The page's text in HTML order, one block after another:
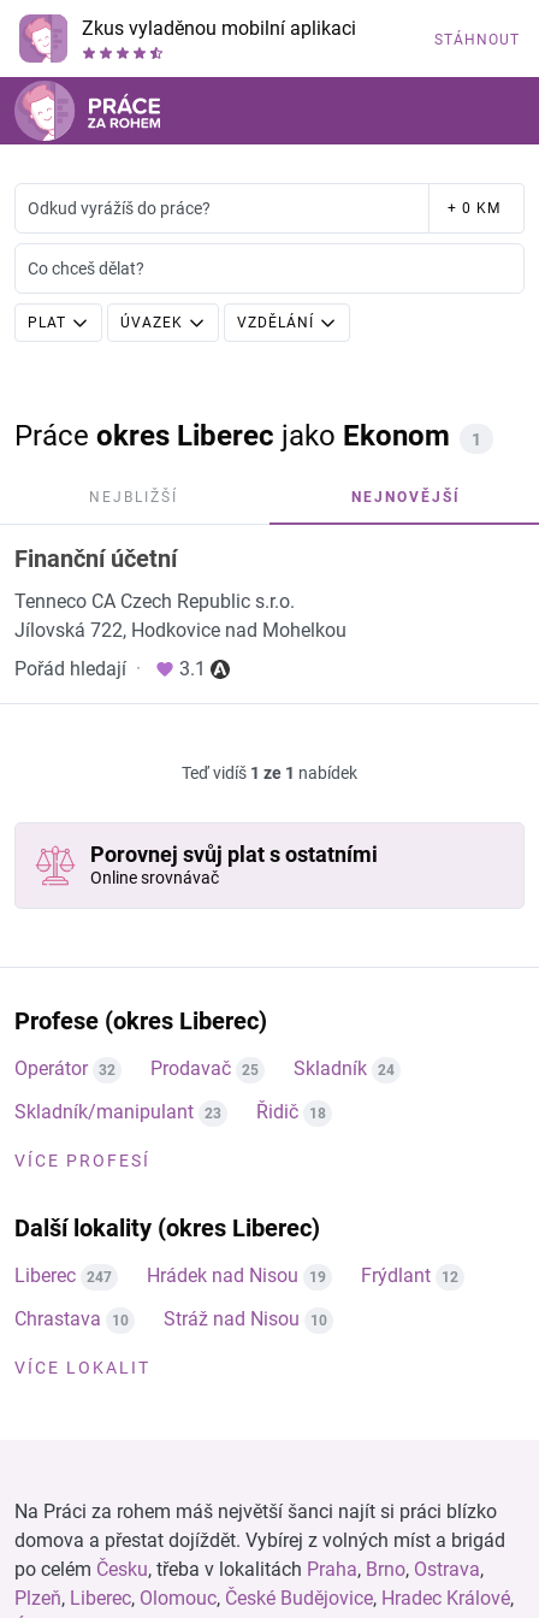
Zkus vyladěnou mobilní aplikaci STÁHNOUT
Odkud vyrážíš do práce? + 0 KM
Co chceš dělat?
PLAT ÚVAZEK VZDĚLÁNÍ
Práce okres Liberec jako Ekonom 1
NEJBLIŽŠÍ NEJNOVĚJŠÍ
Finanční účetní
Tenneco CA Czech Republic s.r.o.
Jílovská 722, Hodkovice nad Mohelkou
Pořád hledají · 3.1
Teď vidíš 1 ze 1 nabídek
Porovnej svůj plat s ostatními
Online srovnávač
Profese (okres Liberec)
Operátor 32 Prodavač 25 Skladník 24
Skladník/manipulant 23 Řidič 18
VÍCE PROFESÍ
Další lokality (okres Liberec)
Liberec 247 Hrádek nad Nisou 19 Frýdlant 12
Chrastava 10 Stráž nad Nisou 10
VÍCE LOKALIT
Na Práci za rohem máš největší šanci najít si práci blízko
domova a přestat dojíždět. Vybírej z volných míst a brigád
po celém Česku, třeba v lokalitách Praha, Brno, Ostrava,
Plzeň, Liberec, Olomouc, České Budějovice, Hradec Králové,